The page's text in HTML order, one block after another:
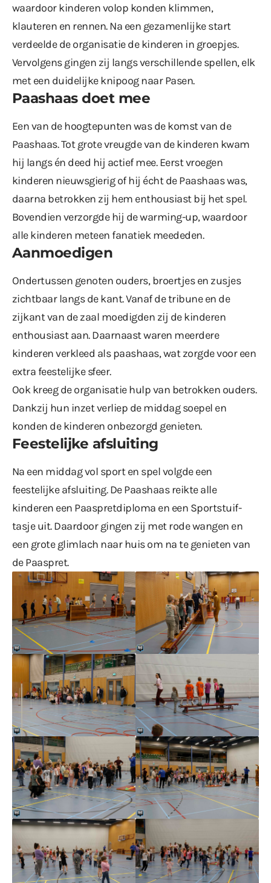
waardoor kinderen volop konden klimmen,
klauteren en rennen. Na een gezamenlijke start
verdeelde de organisatie de kinderen in groepjes.
Vervolgens gingen zij langs verschillende spellen, elk
met een duidelijke knipoog naar Pasen.
Paashaas doet mee
Een van de hoogtepunten was de komst van de
Paashaas. Tot grote vreugde van de kinderen kwam
hij langs én deed hij actief mee. Eerst vroegen
kinderen nieuwsgierig of hij écht de Paashaas was,
daarna betrokken zij hem enthousiast bij het spel.
Bovendien verzorgde hij de warming-up, waardoor
alle kinderen meteen fanatiek meededen.
Aanmoedigen
Ondertussen genoten ouders, broertjes en zusjes
zichtbaar langs de kant. Vanaf de tribune en de
zijkant van de zaal moedigden zij de kinderen
enthousiast aan. Daarnaast waren meerdere
kinderen verkleed als paashaas, wat zorgde voor een
extra feestelijke sfeer.
Ook kreeg de organisatie hulp van betrokken ouders.
Dankzij hun inzet verliep de middag soepel en
konden de kinderen onbezorgd genieten.
Feestelijke afsluiting
Na een middag vol sport en spel volgde een
feestelijke afsluiting. De Paashaas reikte alle
kinderen een Paaspretdiploma en een Sportstuif-
tasje uit. Daardoor gingen zij met rode wangen en
een grote glimlach naar huis om na te genieten van
de Paaspret.